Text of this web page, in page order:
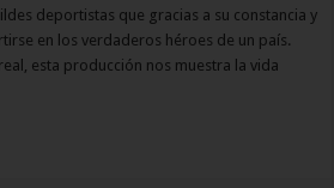
deportistas que gracias a su constancia y
en los verdaderos héroes de un país.
esta producción nos muestra la vida